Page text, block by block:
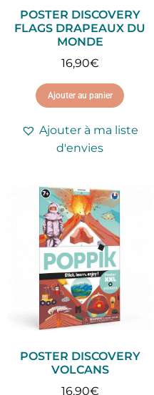
POSTER DISCOVERY
FLAGS DRAPEAUX DU
MONDE
16,90€
Ajouter au panier
Ajouter à ma liste
d'envies
POSTER DISCOVERY
VOLCANS
16,90€